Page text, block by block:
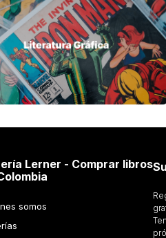
$ 49.000
CAPITALISMO CANALLA
Añadir al Carrito